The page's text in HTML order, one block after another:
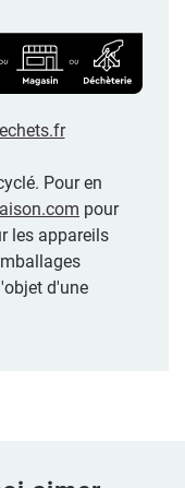
Pour en
pour
les appareils
d'une